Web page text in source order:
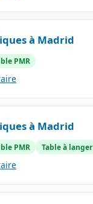
à Madrid
PMR
à Madrid
PMR Table à langer